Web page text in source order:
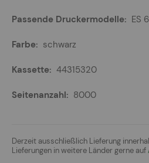
Mehr
ES
schwarz
44315320
8000
Derzeit ausschließlich Lieferung
Lieferungen in weitere Länder gerne auf